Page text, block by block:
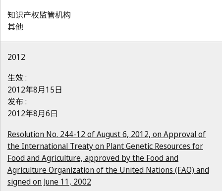
知识产权监管机构
其他
2012
生效 :
2012年8月15日
发布 :
2012年8月6日
Resolution No. 244-12 of August 6, 2012, on Approval of
the International Treaty on Plant Genetic Resources for
Food and Agriculture, approved by the Food and
Agriculture Organization of the United Nations (FAO) and
signed on June 11, 2002